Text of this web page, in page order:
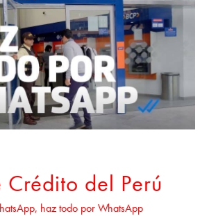
Crédito del Perú
haz todo por WhatsApp